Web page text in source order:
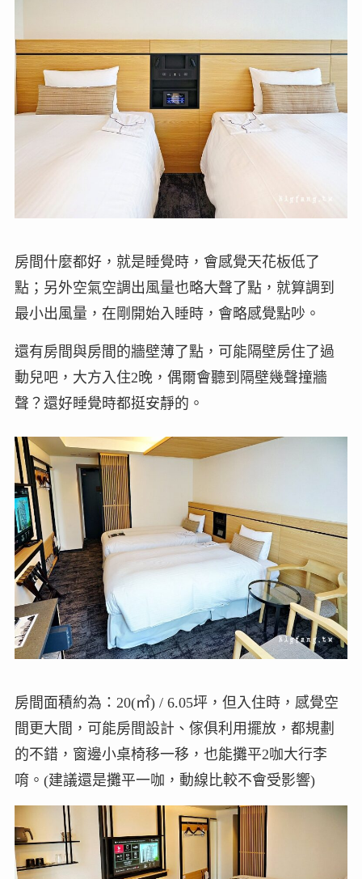
房間什麼都好，就是睡覺時，會感覺天花板低了
點；另外空氣空調出風量也略大聲了點，就算調到
最小出風量，在剛開始入睡時，會略感覺點吵。
還有房間與房間的牆壁薄了點，可能隔壁房住了過
動兒吧，大方入住2晚，偶爾會聽到隔壁幾聲撞牆
聲？還好睡覺時都挺安靜的。
房間面積約為：20(㎡) / 6.05坪，但入住時，感覺空
間更大間，可能房間設計、傢俱利用擺放，都規劃
的不錯，窗邊小桌椅移一移，也能攤平2咖大行李
唷。(建議還是攤平一咖，動線比較不會受影響)